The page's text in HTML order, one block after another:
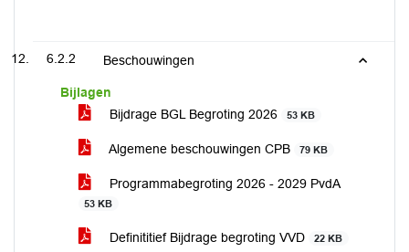
6.2.2 Beschouwingen
Bijlagen
Bijdrage BGL Begroting 2026
53 KB
Algemene beschouwingen CPB 79 KB
Programmabegroting 2026 - 2029 PvdA
53 KB
Definititief Bijdrage begroting VVD 22 KB